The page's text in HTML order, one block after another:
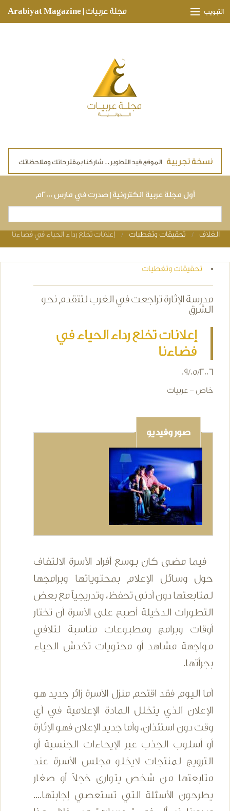
مجلة عربيات | Arabiyat Magazine التبويب
أول مجلة عربية الكترونية | صدرت في مارس ٢٠٠٠م
You are here
الغلاف تحقيقات وتغطيات إعلانات تخلع رداء الحياء في فضاءنا
تحقيقات وتغطيات
مدرسة الإثارة تراجعت في الغرب لتتقدم نحو
الشرق
إعلانات تخلع رداء الحياء في
فضاءنا
09/05/2006
خاص - عربيات
صور وفيديو
فيما مضى كان بوسع أفراد الأسرة الالتفاف
حول وسائل الإعلام بمحتوياتها وبرامجها
لمتابعتها دون أدنى تحفظ، وتدريجياً مع بعض
التطورات الدخيلة أصبح على الأسرة أن تختار
أوقات وبرامج ومطبوعات مناسبة لتلافي
مواجهة مشاهد أو محتويات تخدش الحياء
بجرأتها.
أما اليوم فقد اقتحم منزل الأسرة زائر جديد هو
الإعلان الذي يتخلل المادة الإعلامية في أي
وقت دون استئذان، وأما جديد الإعلان فهو الإثارة
أو أسلوب الجذب عبر الإيحاءات الجنسية أو
الترويج لمنتجات لايخلو مجلس الأسرة عند
متابعتها من شخص يتوارى خجلاً أو صغار
يطرحون الأسئلة التي تستعصي إجابتها....